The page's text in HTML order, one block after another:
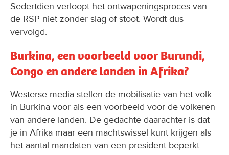
Sedertdien verloopt het ontwapeningsproces van
de RSP niet zonder slag of stoot. Wordt dus
vervolgd.
Burkina, een voorbeeld voor Burundi,
Congo en andere landen in Afrika?
Westerse media stellen de mobilisatie van het volk
in Burkina voor als een voorbeeld voor de volkeren
van andere landen. De gedachte daarachter is dat
je in Afrika maar een machtswissel kunt krijgen als
het aantal mandaten van een president beperkt